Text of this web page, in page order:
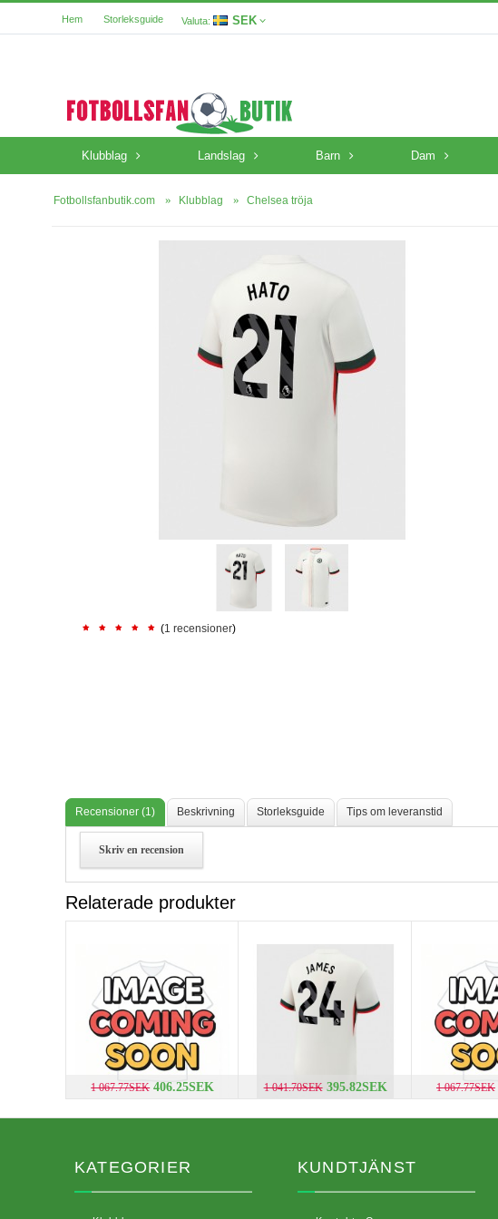
Hem Storleksguide Valuta: SEK
Klubblag Landslag Barn Dam
Fotbollsfanbutik.com Klubblag Chelsea tröja
(1 recensioner)
Recensioner (1) Beskrivning Storleksguide Tips om leveranstid
Skriv en recension
Relaterade produkter
1 067.77SEK 406.25SEK 1 041.70SEK 395.82SEK 1 067.77SEK
KATEGORIER KUNDTJÄNST